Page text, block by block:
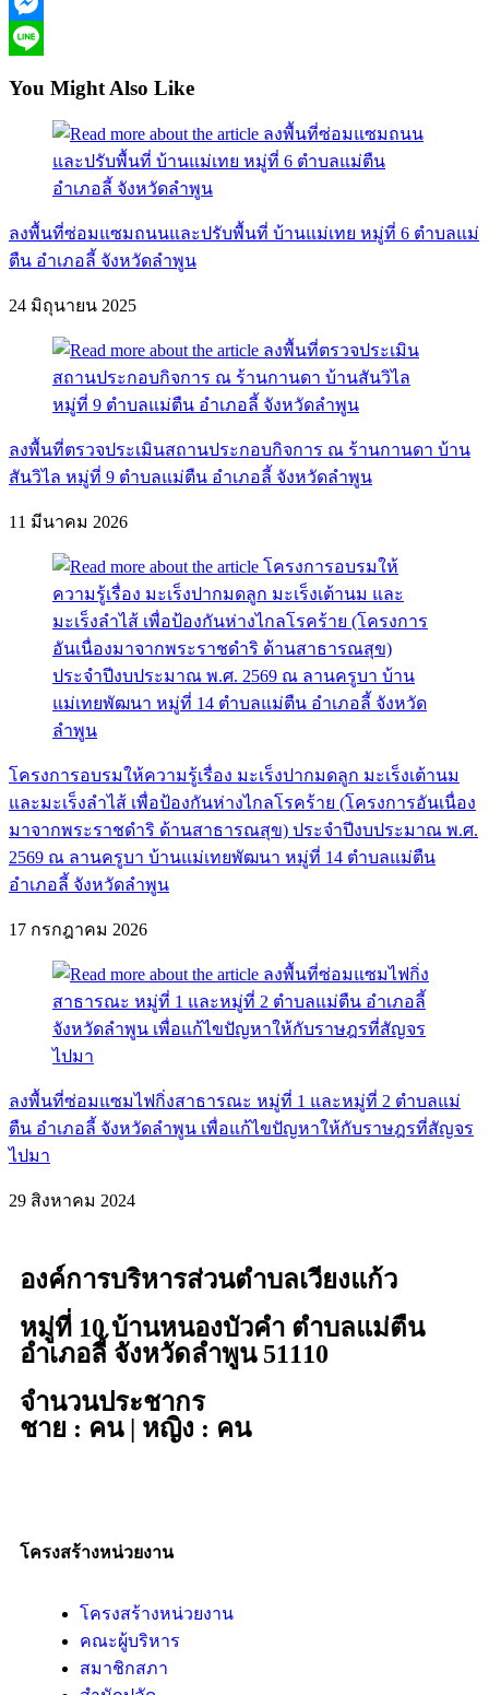
Messenger
You Might Also Like
ลงพื้นที่ซ่อมแซมถนนและปรับพื้นที่ บ้านแม่เทย หมู่ที่ 6 ตำบลแม่
ตืน อำเภอลี้ จังหวัดลำพูน
24 มิถุนายน 2025
ลงพื้นที่ตรวจประเมินสถานประกอบกิจการ ณ ร้านกานดา บ้าน
สันวิไล หมู่ที่ 9 ตำบลแม่ตืน อำเภอลี้ จังหวัดลำพูน
11 มีนาคม 2026
โครงการอบรมให้ความรู้เรื่อง มะเร็งปากมดลูก มะเร็งเต้านม
และมะเร็งลำไส้ เพื่อป้องกันห่างไกลโรคร้าย (โครงการอันเนื่อง
มาจากพระราชดำริ ด้านสาธารณสุข) ประจำปีงบประมาณ พ.ศ.
2569 ณ ลานครูบา บ้านแม่เทยพัฒนา หมู่ที่ 14 ตำบลแม่ตืน
อำเภอลี้ จังหวัดลำพูน
17 กรกฎาคม 2026
ลงพื้นที่ซ่อมแซมไฟกิ่งสาธารณะ หมู่ที่ 1 และหมู่ที่ 2 ตำบลแม่
ตืน อำเภอลี้ จังหวัดลำพูน เพื่อแก้ไขปัญหาให้กับราษฎรที่สัญจร
ไปมา
29 สิงหาคม 2024
องค์การบริหารส่วนตำบลเวียงแก้ว
หมู่ที่ 10 บ้านหนองบัวคำ ตำบลแม่ตืน
อำเภอลี้ จังหวัดลำพูน 51110
จำนวนประชากร
ชาย : คน | หญิง : คน
โครงสร้างหน่วยงาน
โครงสร้างหน่วยงาน
คณะผู้บริหาร
สมาชิกสภา